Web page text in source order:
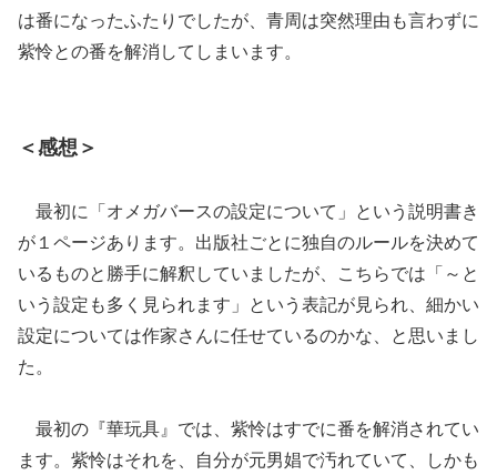
は番になったふたりでしたが、青周は突然理由も言わずに
紫怜との番を解消してしまいます。
＜感想＞
最初に「オメガバースの設定について」という説明書き
が１ページあります。出版社ごとに独自のルールを決めて
いるものと勝手に解釈していましたが、こちらでは「～と
いう設定も多く見られます」という表記が見られ、細かい
設定については作家さんに任せているのかな、と思いまし
た。
最初の『華玩具』では、紫怜はすでに番を解消されてい
ます。紫怜はそれを、自分が元男娼で汚れていて、しかも